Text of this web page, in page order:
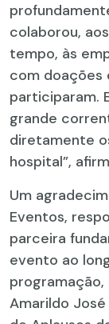
colaborou,
tempo, às
com doações
participaram.
grande
diretamente
hospital”,
Um
Eventos,
parceira
evento ao
programação,
Amarildo